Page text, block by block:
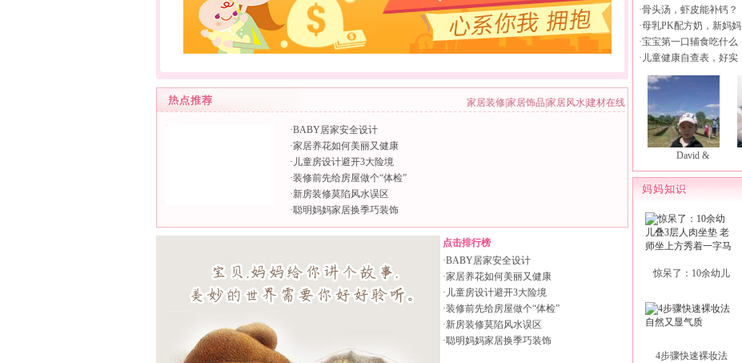
家居装修 家居饰品 家居风水建材在线
·BABY居家安全设计
·家居养花如何美丽又健康
· 儿童房设计避开3大险境
·装修前先给房屋做个“体检”
·新房装修莫陷风水误区
·聪明妈妈家居换季巧装饰
点击排行榜
·BABY居家安全设计
·家居养花如何美丽又健康
· 儿童房设计避开3大险境
·装修前先给房屋做个“体检”
·新房装修莫陷风水误区
·聪明妈妈家居换季巧装饰
·骨头汤，虾皮能补钙？
·母乳PK配方奶，新妈妈
·宝宝第一口辅食吃什么
· 儿童健康自查表，好实
David &
惊呆了：10余幼儿
4步骤快速裸妆法